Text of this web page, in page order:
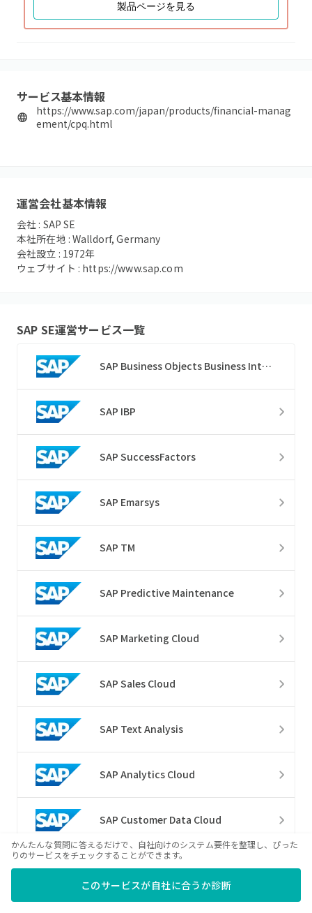
製品ページを見る
サービス基本情報
https://www.sap.com/japan/products/financial-manag
ement/cpq.html
運営会社基本情報
会社 : SAP SE
本社所在地 :Walldorf, Germany
会社設立 : 1972年
ウェブサイト : https://www.sap.com
SAP SE運営サービス一覧
SAP Business Objects Business Intelligence
SAP IBP
SAP SuccessFactors
SAP Emarsys
SAP TM
SAP Predictive Maintenance
SAP Marketing Cloud
SAP Sales Cloud
SAP Text Analysis
SAP Analytics Cloud
SAP Customer Data Cloud
SAP CPQ
かんたんな質問に答えるだけで、自社向けのシステム要件を整理し、ぴった
りのサービスをチェックすることができます。
このサービスが自社に合うか診断